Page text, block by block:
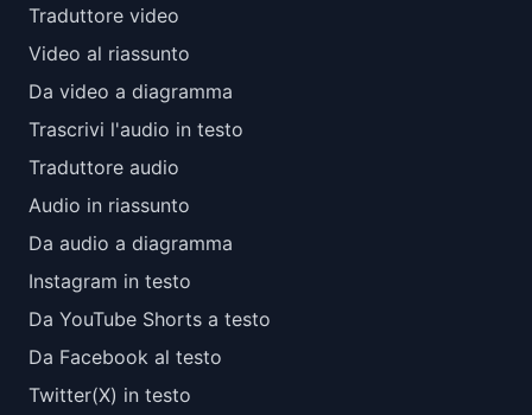
Traduttore video
Video al riassunto
Da video a diagramma
Trascrivi l'audio in testo
Traduttore audio
Audio in riassunto
Da audio a diagramma
Instagram in testo
Da YouTube Shorts a testo
Da Facebook al testo
Twitter(X) in testo